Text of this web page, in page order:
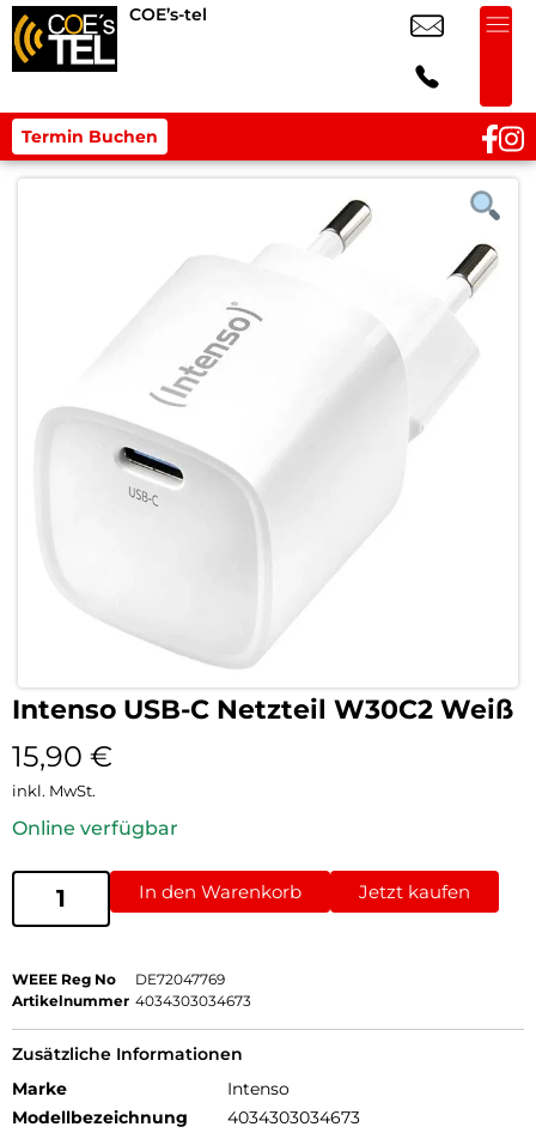
COE’s-tel
Termin Buchen
Intenso USB-C Netzteil W30C2 Weiß
15,90 €
inkl. MwSt.
Online verfügbar
In den Warenkorb Jetzt kaufen
WEEE Reg No
DE72047769
Artikelnummer 4034303034673
Zusätzliche Informationen
Marke
Intenso
Modellbezeichnung
4034303034673